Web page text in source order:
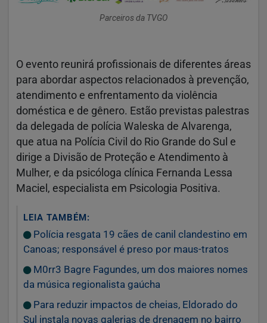
Parceiros da TVGO
O evento reunirá profissionais de diferentes áreas
para abordar aspectos relacionados à prevenção,
atendimento e enfrentamento da violência
doméstica e de gênero. Estão previstas palestras
da delegada de polícia Waleska de Alvarenga,
que atua na Polícia Civil do Rio Grande do Sul e
dirige a Divisão de Proteção e Atendimento à
Mulher, e da psicóloga clínica Fernanda Lessa
Maciel, especialista em Psicologia Positiva.
LEIA TAMBÉM:
Polícia resgata 19 cães de canil clandestino em
Canoas; responsável é preso por maus-tratos
M0rr3 Bagre Fagundes, um dos maiores nomes
da música regionalista gaúcha
Para reduzir impactos de cheias, Eldorado do
Sul instala novas galerias de drenagem no bairro